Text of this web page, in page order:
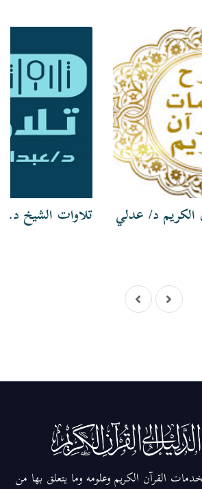
د/ عدلي تلاوات الشيخ د.
القرآن الكريم وعلومه وما يتعلق بها من